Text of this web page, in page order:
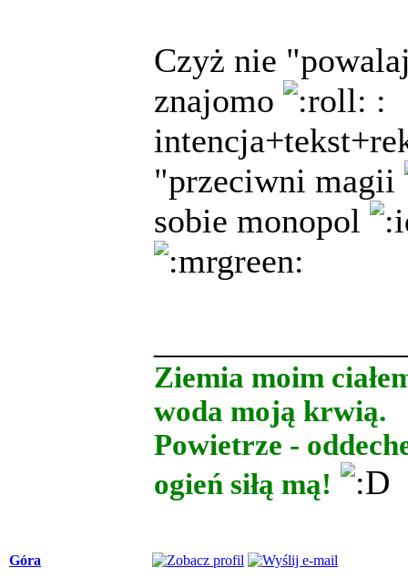
Czyż nie
znajomo
:
"przeciwni magii
sobie monopol
Ziemia moim
woda moją krwią.
Powietrze -
ogień siłą mą!
Góra